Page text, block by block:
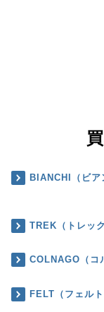
BIANCHI（ビア
TREK（トレック
COLNAGO（コ
FELT（フェルト